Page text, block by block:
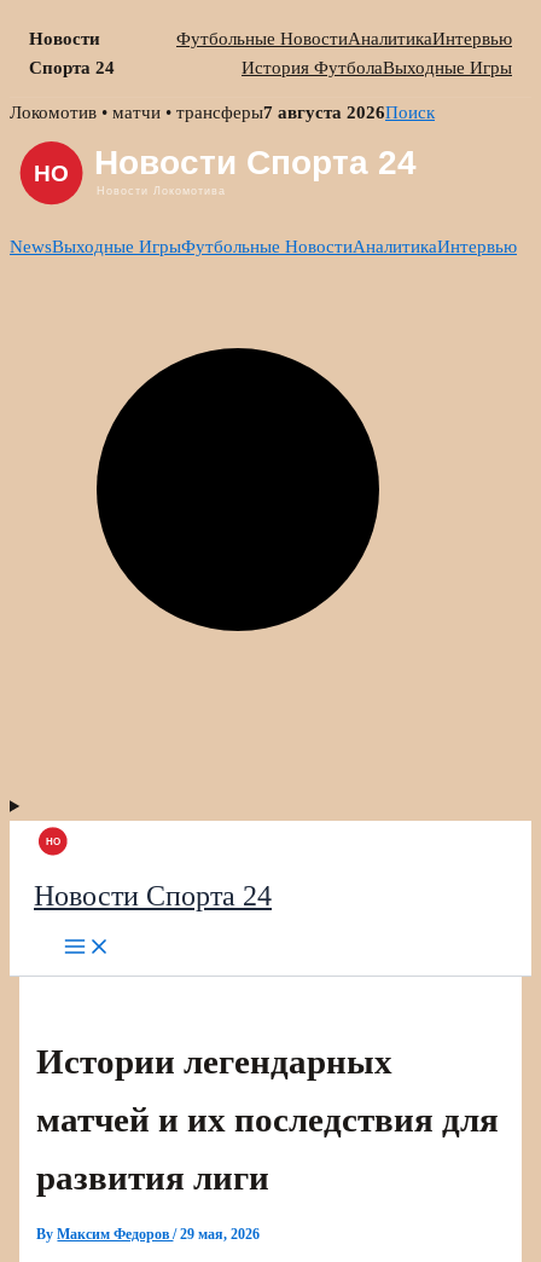
Новости
Спорта 24
Футбольные НовостиАналитикаИнтервью
История ФутболаВыходные Игры
Skip
content
Локомотив • матчи • трансферы7 августа 2026Поиск
NewsВыходные ИгрыФутбольные НовостиАналитикаИнтервью
Новости Спорта 24
Истории легендарных
матчей и их последствия для
развития лиги
ByМаксим Федоров/29 мая, 2026